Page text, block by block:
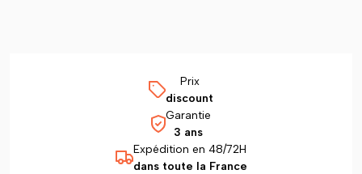
Prix
discount
Garantie
3 ans
Expédition en 48/72H
dans toute la France